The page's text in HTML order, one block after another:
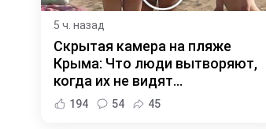
5 ч. назад
Скрытая камера на пляже
Крыма: Что люди вытворяют,
когда их не видят...
194 54 45